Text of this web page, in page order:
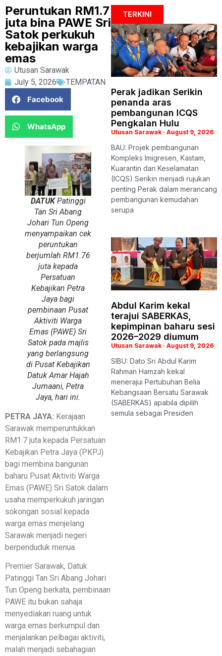
Peruntukan RM1.7
juta bina PAWE Sri
Satok perkukuh
kebajikan warga
emas
Utusan Sarawak
July 5, 2026
TEMPATAN
Facebook
WhatsApp
DATUKPatinggi
Tan Sri Abang
Johari Tun Openg
menyampaikan cek
peruntukan
berjumlah RM1.76
juta kepada
Persatuan
Kebajikan Petra
Jaya bagi
pembinaan Pusat
Aktiviti Warga
Emas (PAWE) Sri
Satok pada majlis
yang berlangsung
di Pusat Kebajikan
Datuk Amar Hajah
Jumaani, Petra
Jaya, hari ini.
PETRA JAYA: Kerajaan
Sarawak memperuntukkan
RM1.7 juta kepada Persatuan
Kebajikan Petra Jaya (PKPJ)
bagi membina bangunan
baharu Pusat Aktiviti Warga
Emas (PAWE) Sri Satok dalam
usaha memperkukuh jaringan
sokongan sosial kepada
warga emas menjelang
Sarawak menjadi negeri
berpenduduk menua.
Premier Sarawak, Datuk
Patinggi Tan Sri Abang Johari
Tun Openg berkata, pembinaan
PAWE itu bukan sahaja
menyediakan ruang untuk
warga emas berkumpul dan
menjalankan pelbagai aktiviti,
malah menjadi sebahagian
TERKINI
Perak jadikan Serikin
penanda aras
pembangunan ICQS
Pengkalan Hulu
Utusan Sarawak August 9, 2026
BAU: Projek pembangunan
Kompleks Imigresen, Kastam,
Kuarantin dan Keselamatan
(ICQS) Serikin menjadi rujukan
penting Perak dalam merancang
pembangunan kemudahan
serupa
Abdul Karim kekal
terajui SABERKAS,
kepimpinan baharu sesi
2026–2029 diumum
Utusan Sarawak August 9, 2026
SIBU: Dato Sri Abdul Karim
Rahman Hamzah kekal
menerajui Pertubuhan Belia
Kebangsaan Bersatu Sarawak
(SABERKAS) apabila dipilih
semula sebagai Presiden